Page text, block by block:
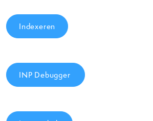
Indexeren
INP Debugger